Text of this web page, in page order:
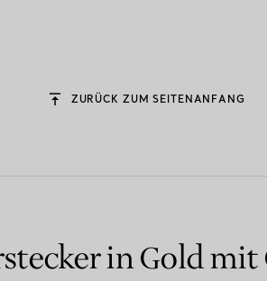
ZURÜCK ZUM SEITENANFANG
in Gold mit